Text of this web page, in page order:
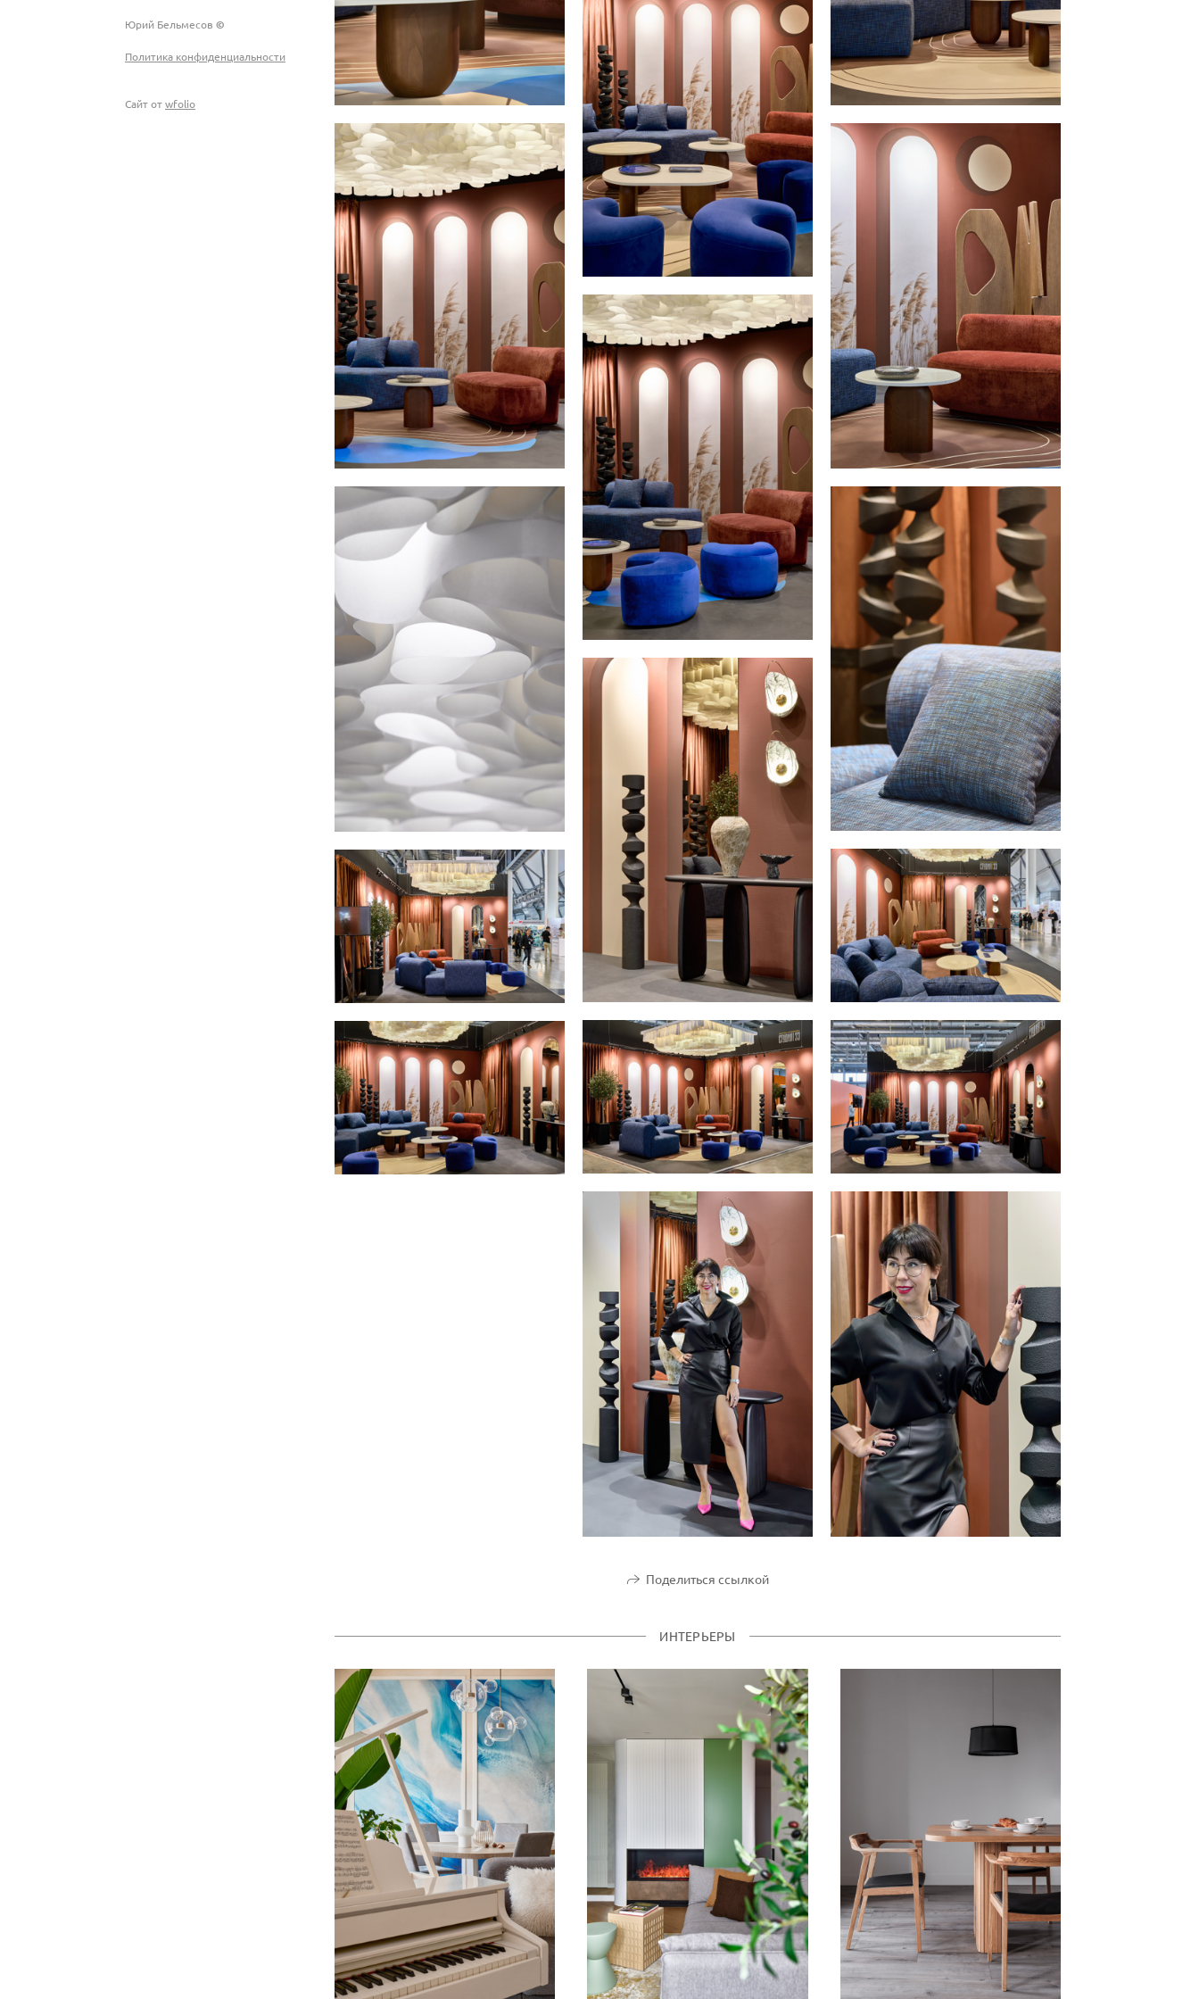
Юрий Бельмесов ©
Политика конфиденциальности
Сайт отwfolio
Поделиться ссылкой
ИНТЕРЬЕРЫ